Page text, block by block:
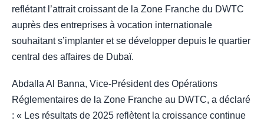
reflétant l’attrait croissant de la Zone Franche du DWTC
auprès des entreprises à vocation internationale
souhaitant s’implanter et se développer depuis le quartier
central des affaires de Dubaï.
Abdalla Al Banna, Vice-Président des Opérations
Réglementaires de la Zone Franche au DWTC, a déclaré
: « Les résultats de 2025 reflètent la croissance continue